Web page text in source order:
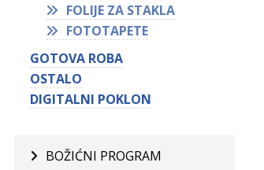
FOLIJE ZA STAKLA
FOTOTAPETE
GOTOVA ROBA
OSTALO
DIGITALNI POKLON
BOŽIĆNI PROGRAM